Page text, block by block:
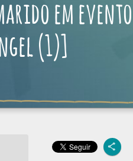
em
(1)]